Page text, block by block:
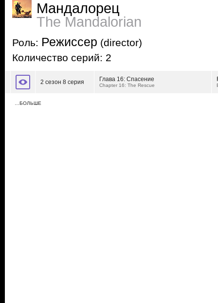
Мандалорец
The Mandalorian
Роль: Режиссер (director)
Количество серий: 2
2 сезон 8 серия Глава 16: Спасение
Chapter 16: The Rescue
…БОЛЬШЕ